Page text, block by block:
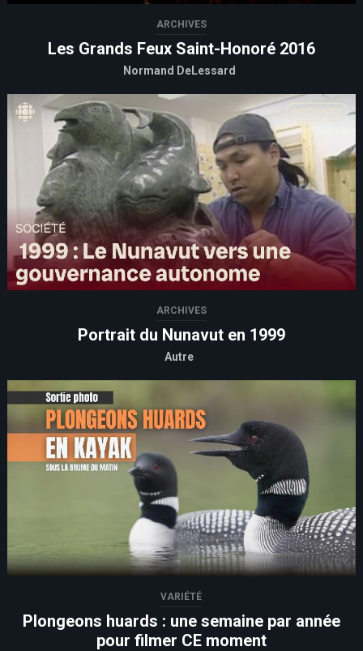
ARCHIVES
Les Grands Feux Saint-Honoré 2016
Normand DeLessard
ARCHIVES
Portrait du Nunavut en 1999
Autre
VARIÉTÉ
Plongeons huards : une semaine par année
pour filmer CE moment